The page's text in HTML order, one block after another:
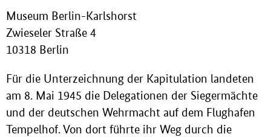
Museum Berlin-Karlshorst
Zwieseler Straße 4
10318 Berlin
Für die Unterzeichnung der Kapitulation landeten
am 8. Mai 1945 die Delegationen der Siegermächte
und der deutschen Wehrmacht auf dem Flughafen
Tempelhof. Von dort führte ihr Weg durch die